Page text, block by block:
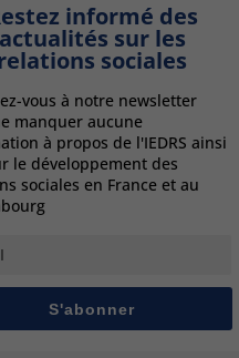
informé des
actualités sur les
sociales
vous à notre newsletter
manquer aucune
à propos de l'IEDRS ainsi
le développement des
sociales en France et au
S'abonner